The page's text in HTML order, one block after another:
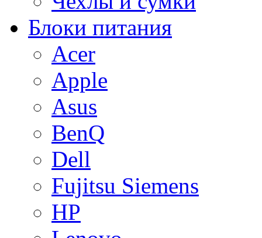
Блоки питания
Acer
Apple
Asus
BenQ
Dell
Fujitsu Siemens
HP